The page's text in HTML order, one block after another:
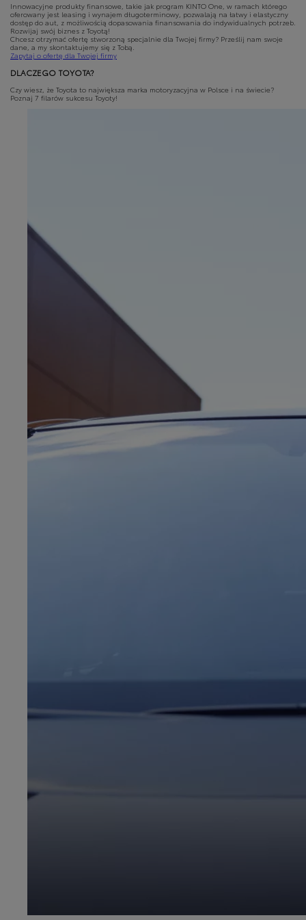
Innowacyjne produkty finansowe, takie jak program KINTO One, w ramach którego
oferowany jest leasing i wynajem długoterminowy, pozwalają na łatwy i elastyczny
dostęp do aut, z możliwością dopasowania finansowania do indywidualnych potrzeb.
Rozwijaj swój biznes z Toyotą!
Chcesz otrzymać ofertę stworzoną specjalnie dla Twojej firmy? Prześlij nam swoje
dane, a my skontaktujemy się z Tobą.
Zapytaj o ofertę dla Twojej firmy
DLACZEGO TOYOTA?
Czy wiesz, że Toyota to największa marka motoryzacyjna w Polsce i na świecie?
Poznaj 7 filarów sukcesu Toyoty!